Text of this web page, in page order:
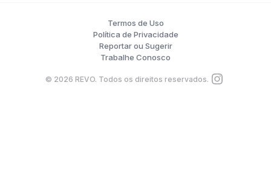
Termos de Uso
Política de Privacidade
Reportar ou Sugerir
Trabalhe Conosco
© 2026 REVO. Todos os direitos reservados.